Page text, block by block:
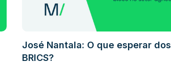
José Nantala: O que esperar dos
BRICS?